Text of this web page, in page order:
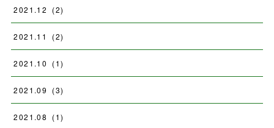
2021 .12 (2)
2021 .11 (2)
2021 .10 (1)
2021 .09 (3)
2021 .08 (1)